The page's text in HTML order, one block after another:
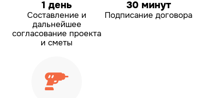
1 день
Составление и
дальнейшее
согласование проекта
и сметы
30 минут
Подписание договора